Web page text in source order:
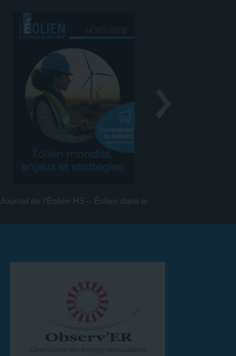
Journal de l’Éolien HS – Éolien dans le